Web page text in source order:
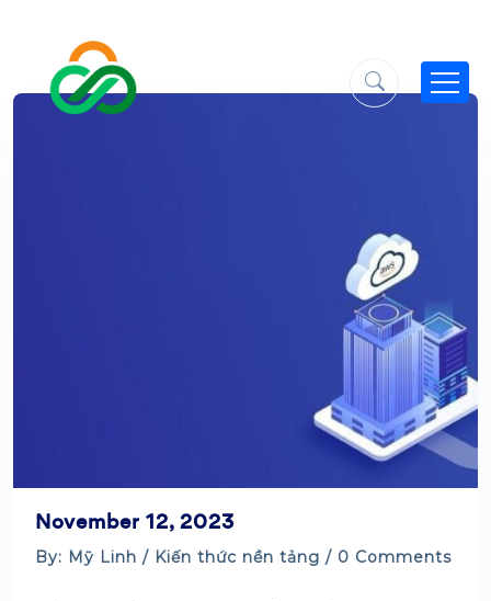
November 12, 2023
By: Mỹ Linh / Kiến thức nền tảng / 0 Comments